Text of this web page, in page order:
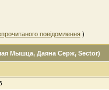
повідомлення)
Мышца, Даяна Серж, Sector)